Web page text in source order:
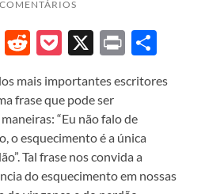
LinkedIn
Reddit
Pocket
X Print
mais importantes escritores
frase que pode ser
“Eu não falo de
o esquecimento é a única
Tal frase nos convida a
do esquecimento em nossas